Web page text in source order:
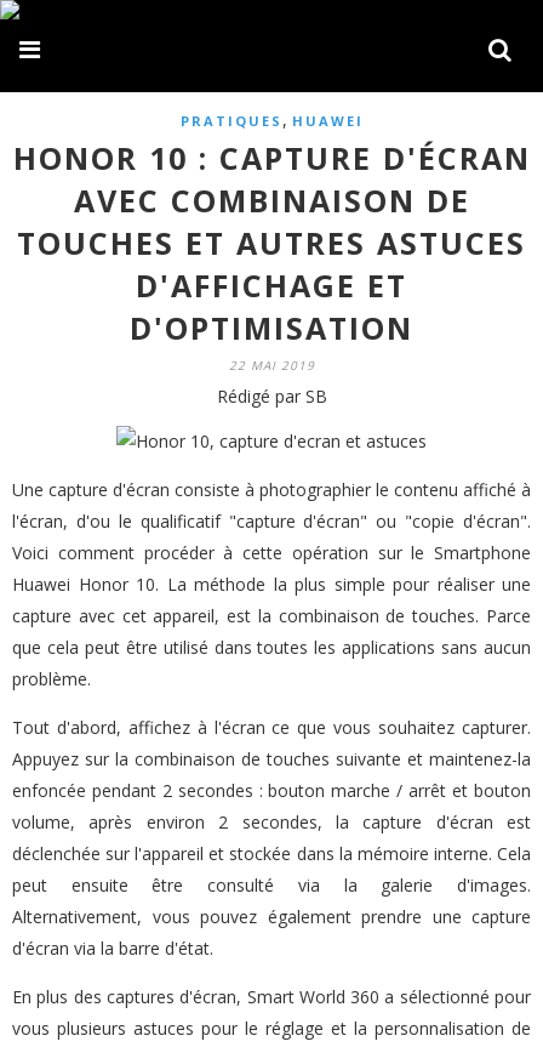
PRATIQUES , HUAWEI
HONOR 10 : CAPTURE D'ÉCRAN
AVEC COMBINAISON DE
TOUCHES ET AUTRES ASTUCES
D'AFFICHAGE ET
D'OPTIMISATION
22 MAI 2019
Rédigé par SB
Une capture d'écran consiste à photographier le contenu affiché à
l'écran, d'ou le qualificatif "capture d'écran" ou "copie d'écran".
Voici comment procéder à cette opération sur le Smartphone
Huawei Honor 10. La méthode la plus simple pour réaliser une
capture avec cet appareil, est la combinaison de touches. Parce
que cela peut être utilisé dans toutes les applications sans aucun
problème.
Tout d'abord, affichez à l'écran ce que vous souhaitez capturer.
Appuyez sur la combinaison de touches suivante et maintenez-la
enfoncée pendant 2 secondes : bouton marche / arrêt et bouton
volume, après environ 2 secondes, la capture d'écran est
déclenchée sur l'appareil et stockée dans la mémoire interne. Cela
peut ensuite être consulté via la galerie d'images.
Alternativement, vous pouvez également prendre une capture
d'écran via la barre d'état.
En plus des captures d'écran, Smart World 360 a sélectionné pour
vous plusieurs astuces pour le réglage et la personnalisation de